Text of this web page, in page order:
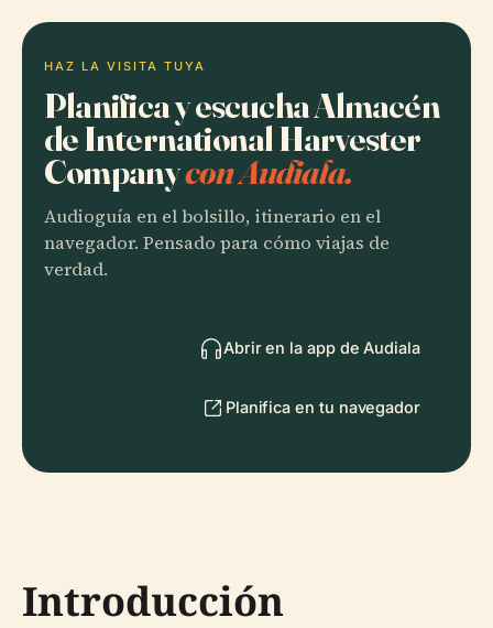
HAZ LA VISITA TUYA
Planifica y escucha Almacén
de International Harvester
Companycon Audiala.
Audioguía en el bolsillo, itinerario en el
navegador. Pensado para cómo viajas de
verdad.
Abrir en la app de Audiala
Planifica en tu navegador
Introducción